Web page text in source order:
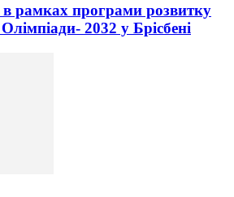
рамках програми розвитку
2032 у Брісбені